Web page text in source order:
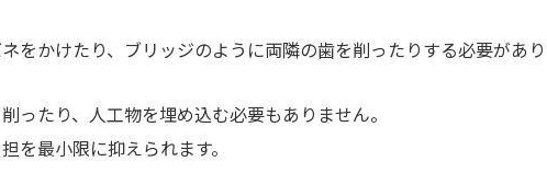
をかけたり、ブリッジのように両隣の歯を削ったりする必要があり
ったり、人工物を埋め込む必要もありません。
を最小限に抑えられます。